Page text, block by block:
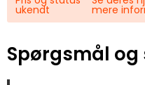
ukendt mere
Spørgsmål og